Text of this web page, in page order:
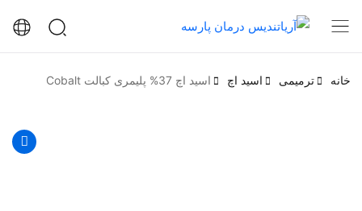
خانه ترمیمی اسید اچ اسید اچ 37% پلیمری کبالت Cobalt